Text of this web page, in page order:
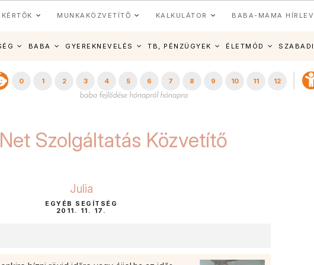
MUNKAKÖZVETÍTŐ KALKULÁTOR BABA-MAMA
BABA GYEREKNEVELÉS TB, PÉNZÜGYEK ÉLETMÓD
0 1 2 3 4 5 6 7 8 9 10 11 12
Szolgáltatás Közvetítő
Julia
EGYÉB SEGÍTSÉG
2011. 11. 17.